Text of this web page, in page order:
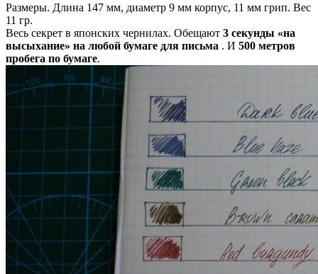
Размеры. Длина 147 мм, диаметр 9 мм корпус, 11 мм грип. Вес
11 гр.
Весь секрет в японских чернилах. Обещают 3 секунды «на
высыхание» на любой бумаге для письма . И 500 метров
пробега по бумаге.